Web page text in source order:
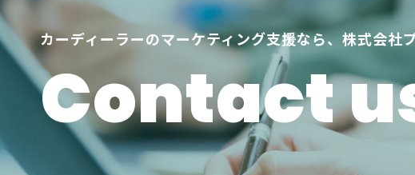
カーディーラーのマーケティング支援なら、株式会社
Contact